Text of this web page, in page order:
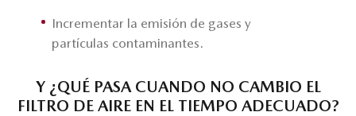
Incrementar la emisión de gases y
partículas contaminantes.
Y ¿QUÉ PASA CUANDO NO CAMBIO EL
FILTRO DE AIRE EN EL TIEMPO ADECUADO?